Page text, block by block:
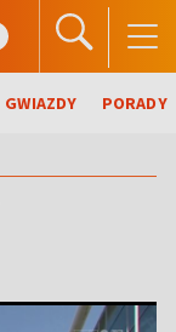
GWIAZDY PORADY